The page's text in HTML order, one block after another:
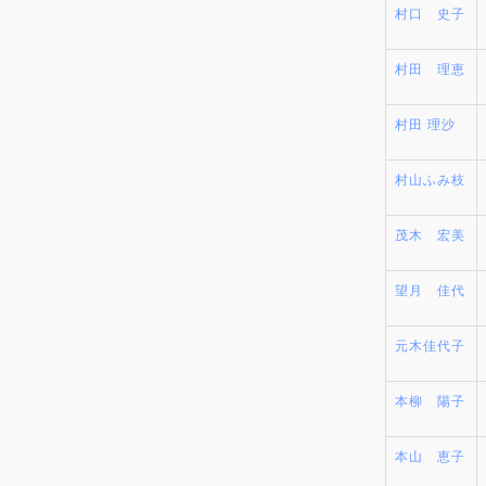
村口 史子
村田 理恵
村田 理沙
村山ふみ枝
茂木 宏美
望月 佳代
元木佳代子
本柳 陽子
本山 恵子